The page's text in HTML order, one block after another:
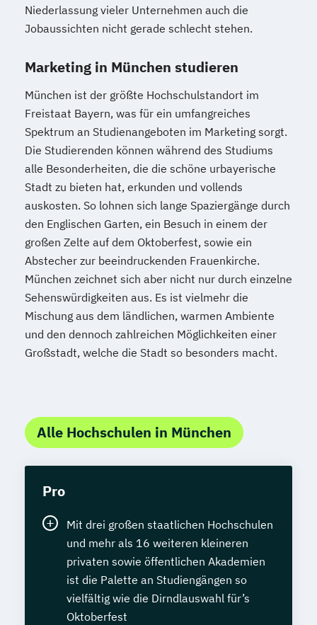
Niederlassung vieler Unternehmen auch die
Jobaussichten nicht gerade schlecht stehen.
Marketing in München studieren
München ist der größte Hochschulstandort im
Freistaat Bayern, was für ein umfangreiches
Spektrum an Studienangeboten im Marketing sorgt.
Die Studierenden können während des Studiums
alle Besonderheiten, die die schöne urbayerische
Stadt zu bieten hat, erkunden und vollends
auskosten. So lohnen sich lange Spaziergänge durch
den Englischen Garten, ein Besuch in einem der
großen Zelte auf dem Oktoberfest, sowie ein
Abstecher zur beeindruckenden Frauenkirche.
München zeichnet sich aber nicht nur durch einzelne
Sehenswürdigkeiten aus. Es ist vielmehr die
Mischung aus dem ländlichen, warmen Ambiente
und den dennoch zahlreichen Möglichkeiten einer
Großstadt, welche die Stadt so besonders macht.
Alle Hochschulen in München
Pro
Mit drei großen staatlichen Hochschulen
und mehr als 16 weiteren kleineren
privaten sowie öffentlichen Akademien
ist die Palette an Studiengängen so
vielfältig wie die Dirndlauswahl für’s
Oktoberfest